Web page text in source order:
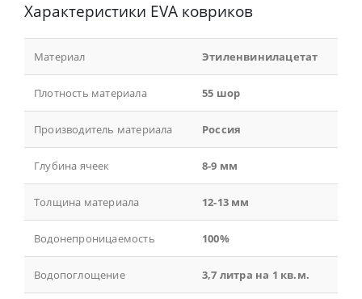
Характеристики EVA ковриков
Материал Этиленвинилацетат
Плотность материала 55 шор
Производитель материала Россия
Глубина ячеек 8-9 мм
Толщина материала 12-13 мм
Водонепроницаемость 100%
Водопоглощение 3,7 литра на 1 кв.м.